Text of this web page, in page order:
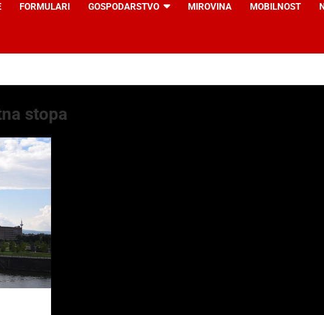
FORMULARI GOSPODARSTVO MIROVINA MOBILNOST
stopa